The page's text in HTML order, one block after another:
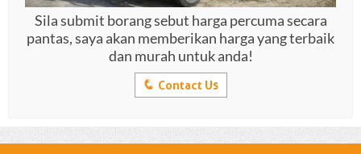
Sila submit borang sebut harga percuma secara
pantas, saya akan memberikan harga yang terbaik
dan murah untuk anda!
q Contact Us